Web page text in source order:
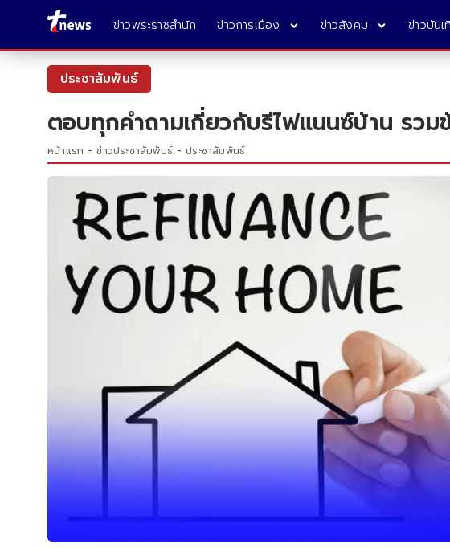
ข่าวพระราชสำนัก ข่าวการเมือง ข่าวสังคม ข่าวบันเ
ประชาสัมพันธ์
ตอบทุกคำถามเกี่ยวกับรีไฟแนนซ์บ้าน รว
หน้าแรก ข่าวประชาสัมพันธ์ ประชาสัมพันธ์